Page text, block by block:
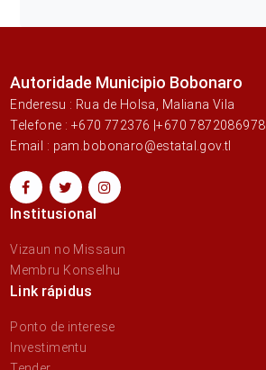
Autoridade Municipio Bobonaro
Enderesu : Rua de Holsa, Maliana Vila
Telefone : +670 772376 |+670 7872086978
Email : pam.bobonaro@estatal.gov.tl
Institusional
Vizaun no Missaun
Membru Konselhu
Link rápidus
Ponto de interese
Investimentu